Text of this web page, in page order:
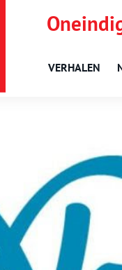
VERHALEN